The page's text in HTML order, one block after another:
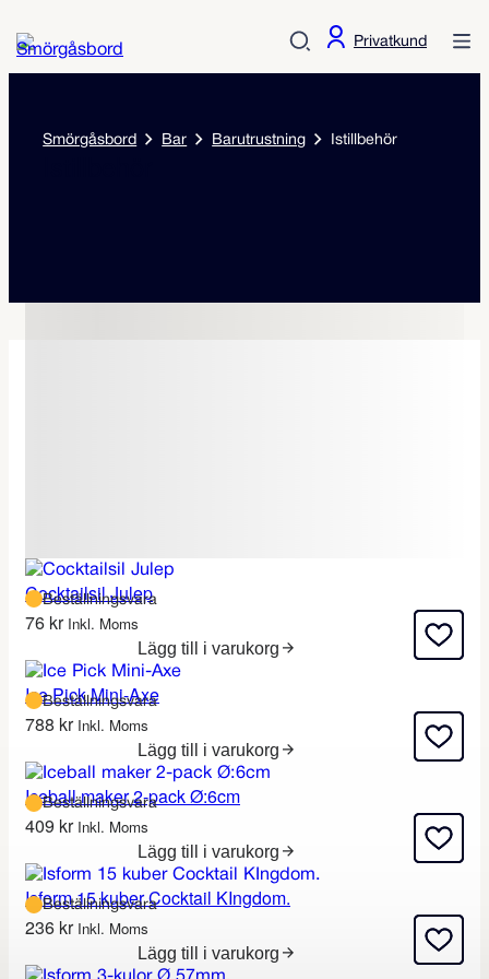
Privatkund
Smörgåsbord Bar Barutrustning Istillbehör
Cocktailsil Julep
Beställningsvara
76 kr Inkl. Moms
Lägg till i varukorg
Ice Pick Mini-Axe
Beställningsvara
788 kr Inkl. Moms
Lägg till i varukorg
Iceball maker 2-pack Ø:6cm
Beställningsvara
409 kr Inkl. Moms
Lägg till i varukorg
Isform 15 kuber Cocktail KIngdom.
Beställningsvara
236 kr Inkl. Moms
Lägg till i varukorg